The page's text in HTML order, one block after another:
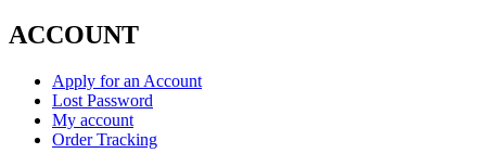
ACCOUNT
Apply for an Account
Lost Password
My account
Order Tracking